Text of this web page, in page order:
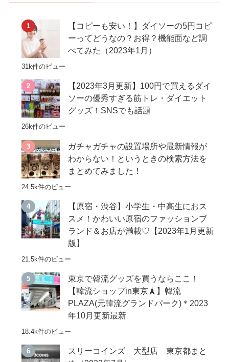
【コピーも安い！】ダイソーの5円コピ
ーってどうなの？お得？機能面など調
べてみた（2023年1月）
31k件のビュー
【2023年3月更新】100円で買えるダイ
ソーの優秀すぎる筋トレ・ダイエット
グッズ！SNSでも話題
26k件のビュー
ガチャガチャの設置場所や最新情報が
わからない！というときの検索方法を
まとめてみました！
24.5k件のビュー
【原宿・渋谷】小学生・中高生におス
スメ！かわいい原宿のファッションブ
ランド＆お店が満載♡【2023年1月更新
版】
21.5k件のビュー
東京で韓流グッズを買うならここ！
【韓流ショップin東京🗼】韓流
PLAZA(元韓流グランドパーク)＊2023
年10月更新最新
18.4k件のビュー
スリーコインズ 大型店 東京都まと